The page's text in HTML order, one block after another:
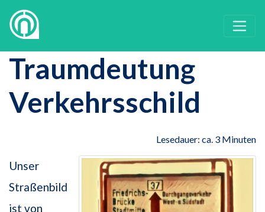
Traumdeutung
Verkehrsschild
Lesedauer: ca. 3 Minuten
Unser
Straßenbild
ist von